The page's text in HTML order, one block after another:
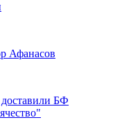
Афанасов
БФ